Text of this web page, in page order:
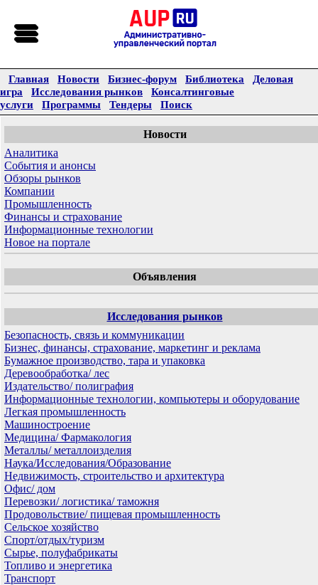
Главная Новости Бизнес-форум Библиотека
Деловая
игра
Исследования рынков
Консалтинговые
услуги
Программы Тендеры Поиск
Новости
Аналитика
События и анонсы
Обзоры рынков
Компании
Промышленность
Финансы и страхование
Информационные технологии
Новое на портале
Объявления
Исследования рынков
Безопасность, связь и коммуникации
Бизнес, финансы, страхование, маркетинг и реклама
Бумажное производство, тара и упаковка
Деревообработка/ лес
Издательство/ полиграфия
Информационные технологии, компьютеры и оборудование
Легкая промышленность
Машиностроение
Медицина/ Фармакология
Металлы/ металлоизделия
Наука/Исследования/Образование
Недвижимость, строительство и архитектура
Офис/ дом
Перевозки/ логистика/ таможня
Продовольствие/ пищевая промышленность
Сельское хозяйство
Спорт/отдых/туризм
Сырье, полуфабрикаты
Топливо и энергетика
Транспорт